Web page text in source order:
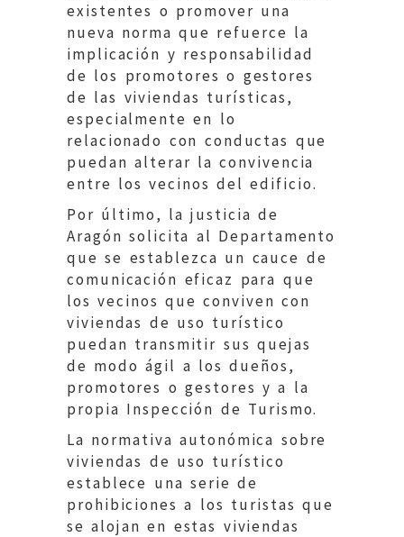
existentes o promover una
nueva norma que refuerce la
implicación y responsabilidad
de los promotores o gestores
de las viviendas turísticas,
especialmente en lo
relacionado con conductas que
puedan alterar la convivencia
entre los vecinos del edificio.
Por último, la justicia de
Aragón solicita al Departamento
que se establezca un cauce de
comunicación eficaz para que
los vecinos que conviven con
viviendas de uso turístico
puedan transmitir sus quejas
de modo ágil a los dueños,
promotores o gestores y a la
propia Inspección de Turismo.
La normativa autonómica sobre
viviendas de uso turístico
establece una serie de
prohibiciones a los turistas que
se alojan en estas viviendas